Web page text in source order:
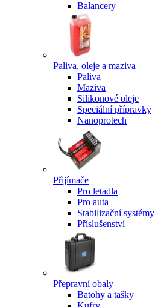
Balancery
Paliva, oleje a maziva
Paliva
Maziva
Silikonové oleje
Speciální přípravky
Nanoprotech
Přijímače
Pro letadla
Pro auta
Stabilizační systémy
Příslušenství
Přepravní obaly
Batohy a tašky